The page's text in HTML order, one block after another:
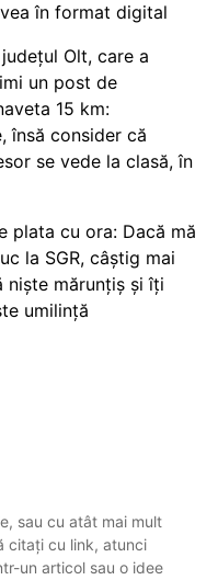
în format digital
Olt, care a
un post de
15 km:
însă consider că
se vede la clasă, în
plata cu ora: Dacă mă
la SGR, câștig mai
mărunțiș și îți
umilință
sau cu atât mai mult
citați cu link, atunci
un articol sau o idee